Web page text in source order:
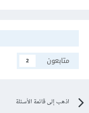
متابعون
2
اذهب إلى قائمة الأسئلة